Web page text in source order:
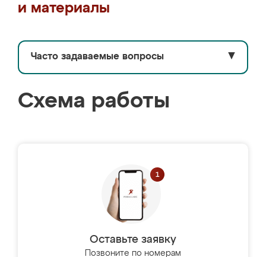
и материалы
Часто задаваемые вопросы ▼
Схема работы
Оставьте заявку
Позвоните по номерам